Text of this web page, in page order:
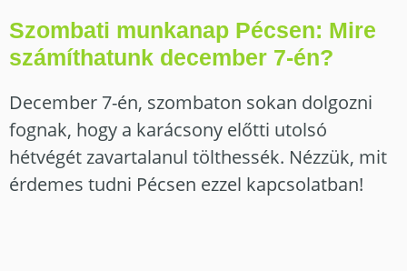
Szombati munkanap Pécsen: Mire
számíthatunk december 7-én?
December 7-én, szombaton sokan dolgozni
fognak, hogy a karácsony előtti utolsó
hétvégét zavartalanul tölthessék. Nézzük, mit
érdemes tudni Pécsen ezzel kapcsolatban!